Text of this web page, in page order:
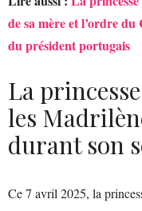
de sa mère et l’ordre
du président portugais
La
les
durant son
Ce 7 avril 2025, la